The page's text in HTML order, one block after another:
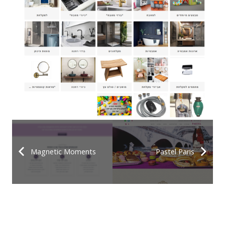
Magnetic Moments Pastel Paris